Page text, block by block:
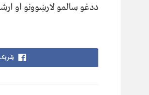
ددغو سالمو لارښوونو او